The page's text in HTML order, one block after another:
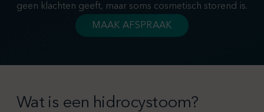
geen klachten geeft, maar soms cosmetisch storend is.
MAAK AFSPRAAK
Wat is een hidrocystoom?